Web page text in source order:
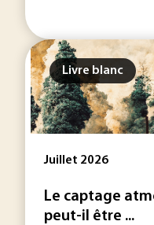
Livre blanc
Juillet 2026
Le captage
peut-il être ...